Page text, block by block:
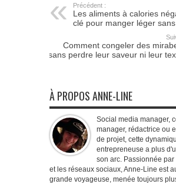
Précédent :
Les aliments à calories
clé pour manger léger
Comment congeler des
sans perdre leur saveur ni leur
À PROPOS ANNE-LINE
Social media manager,
manager, rédactrice ou
de projet, cette
entrepreneuse a plus
son arc. Passionnée
et les réseaux sociaux, Anne-Line est
grande voyageuse, menée toujours